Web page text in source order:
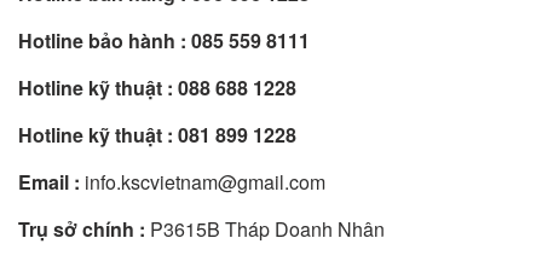
Hotline bảo hành : 085 559 8111
Hotline kỹ thuật : 088 688 1228
Hotline kỹ thuật : 081 899 1228
Email : info.kscvietnam@gmail.com
Trụ sở chính : P3615B Tháp Doanh Nhân